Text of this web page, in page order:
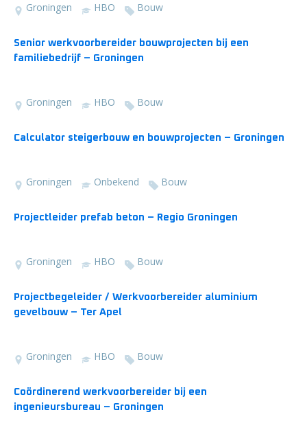
Groningen HBO Bouw
Senior werkvoorbereider bouwprojecten bij een
familiebedrijf – Groningen
Groningen HBO Bouw
Calculator steigerbouw en bouwprojecten – Groningen
Groningen Onbekend Bouw
Projectleider prefab beton – Regio Groningen
Groningen HBO Bouw
Projectbegeleider / Werkvoorbereider aluminium
gevelbouw – Ter Apel
Groningen HBO Bouw
Coördinerend werkvoorbereider bij een
ingenieursbureau – Groningen